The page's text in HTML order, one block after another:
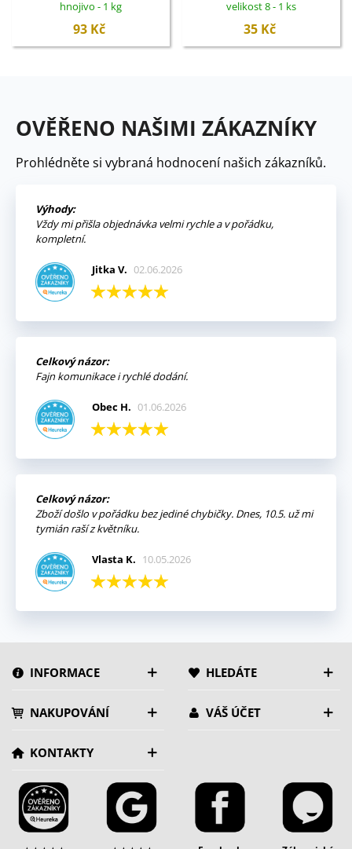
hnojivo - 1 kg
93 Kč
velikost 8 - 1 ks
35 Kč
OVĚŘENO NAŠIMI ZÁKAZNÍKY
Prohlédněte si vybraná hodnocení našich zákazníků.
Výhody:
Vždy mi přišla objednávka velmi rychle a v pořádku,
kompletní.
Jitka V. 02.06.2026
Celkový názor:
Fajn komunikace i rychlé dodání.
Obec H. 01.06.2026
Celkový názor:
Zboží došlo v pořádku bez jediné chybičky. Dnes, 10.5. už mi
tymián raší z květníku.
Vlasta K. 10.05.2026
INFORMACE HLEDÁTE
NAKUPOVÁNÍ VÁŠ ÚČET
KONTAKTY